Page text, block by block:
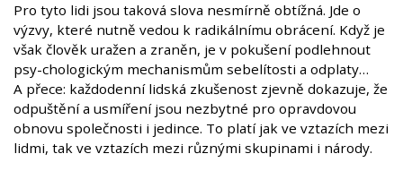
Pro tyto lidi jsou taková slova nesmírně obtížná. Jde o
výzvy, které nutně vedou k radikálnímu obrácení. Když je
však člověk uražen a zraněn, je v pokušení podlehnout
psy-chologickým mechanismům sebelítosti a odplaty…
A přece: každodenní lidská zkušenost zjevně dokazuje, že
odpuštění a usmíření jsou nezbytné pro opravdovou
obnovu společnosti i jedince. To platí jak ve vztazích mezi
lidmi, tak ve vztazích mezi různými skupinami i národy.